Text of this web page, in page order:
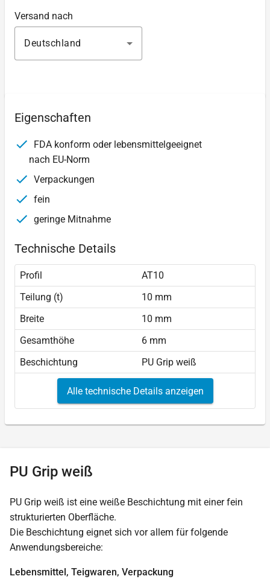
Versand nach
Deutschland
Eigenschaften
FDA konform oder lebensmittelgeeignet
nach EU-Norm
Verpackungen
fein
geringe Mitnahme
Technische Details
Profil
AT10
Teilung (t)
10 mm
Breite
10 mm
Gesamthöhe
6 mm
Beschichtung
PU Grip weiß
Alle technische Details anzeigen
PU Grip weiß
PU Grip weiß ist eine weiße Beschichtung mit einer fein
strukturierten Oberfläche.
Die Beschichtung eignet sich vor allem für folgende
Anwendungsbereiche:
Lebensmittel, Teigwaren, Verpackung